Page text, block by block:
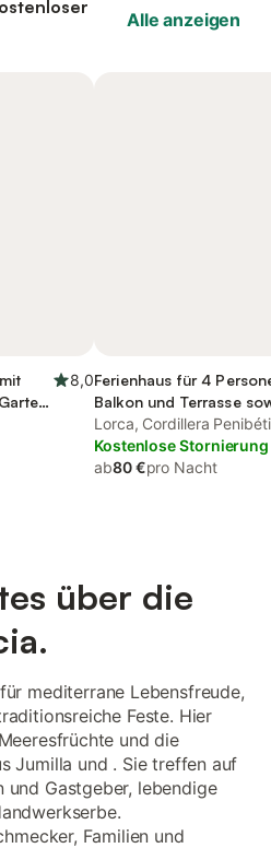
Alle anzeigen
8,0Ferienhaus für 4
Balkon und Terrasse
und Pool
Lorca, Cordillera
Kostenlose Stornierung
ab80 €pro Nacht
über die
mediterrane Lebensfreude,
Feste. Hier
und die
Jumilla und . Sie treffen auf
und Gastgeber, lebendige
Familien und